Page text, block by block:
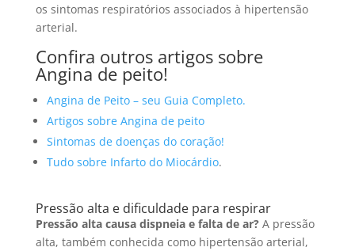
os sintomas respiratórios associados à hipertensão
arterial.
Confira outros artigos sobre
Angina de peito!
Angina de Peito – seu Guia Completo.
Artigos sobre Angina de peito
Sintomas de doenças do coração!
Tudo sobre Infarto do Miocárdio.
Pressão alta e dificuldade para respirar
Pressão alta causa dispneia e falta de ar? A pressão
alta, também conhecida como hipertensão arterial,